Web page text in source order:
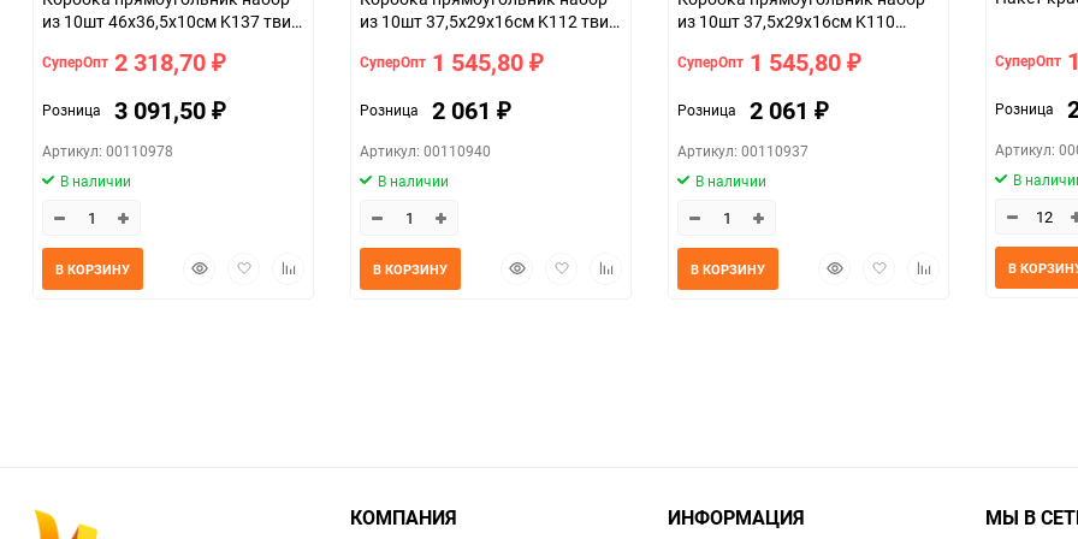
из 10шт 46х36,5х10см K137 твид
СуперОпт 2 318,70 ₽
Розница 3 091,50 ₽
Артикул: 00110978
В наличии
БыстрыйДобавитьДобавить
В КОРЗИНУ
из 10шт 37,5х29х16см K112 твид
СуперОпт 1 545,80 ₽
Розница 2 061 ₽
Артикул: 00110940
В наличии
БыстрыйДобавитьДобавить
В КОРЗИНУ
из 10шт 37,5х29х16см K110
СуперОпт 1 545,80 ₽
Розница 2 061 ₽
Артикул: 00110937
В наличии
БыстрыйДобавитьДобавить
В КОРЗИНУ
СуперОпт
Розница
Артикул:
В
В
КОМПАНИЯ ИНФОРМАЦИЯ МЫ В